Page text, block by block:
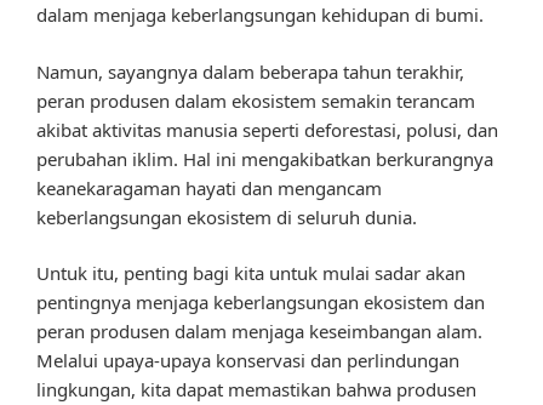
dalam menjaga keberlangsungan kehidupan di bumi.
Namun, sayangnya dalam beberapa tahun terakhir,
peran produsen dalam ekosistem semakin terancam
akibat aktivitas manusia seperti deforestasi, polusi, dan
perubahan iklim. Hal ini mengakibatkan berkurangnya
keanekaragaman hayati dan mengancam
keberlangsungan ekosistem di seluruh dunia.
Untuk itu, penting bagi kita untuk mulai sadar akan
pentingnya menjaga keberlangsungan ekosistem dan
peran produsen dalam menjaga keseimbangan alam.
Melalui upaya-upaya konservasi dan perlindungan
lingkungan, kita dapat memastikan bahwa produsen